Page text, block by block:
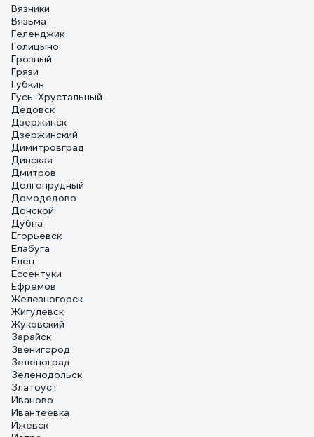
Вязники
Вязьма
Геленджик
Голицыно
Грозный
Грязи
Губкин
Гусь-Хрустальный
Дедовск
Дзержинск
Дзержинский
Димитровград
Динская
Дмитров
Долгопрудный
Домодедово
Донской
Дубна
Егорьевск
Елабуга
Елец
Ессентуки
Ефремов
Железногорск
Жигулевск
Жуковский
Зарайск
Звенигород
Зеленоград
Зеленодольск
Златоуст
Иваново
Ивантеевка
Ижевск